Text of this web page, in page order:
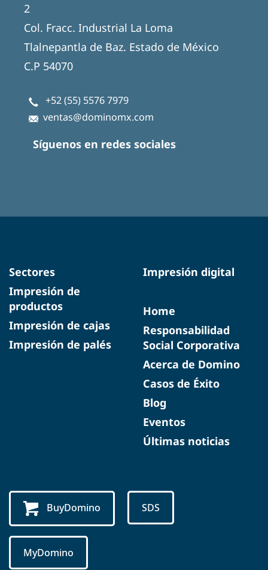
2
Col. Fracc. Industrial La Loma
Tlalnepantla de Baz. Estado de México
C.P 54070
+52 (55) 5576 7979
ventas@dominomx.com
Síguenos en redes sociales
Sectores
Impresión de
productos
Impresión de cajas
Impresión de palés
Impresión digital
Home
Responsabilidad
Social Corporativa
Acerca de Domino
Casos de Éxito
Blog
Eventos
Últimas noticias
BuyDomino SDS
MyDomino